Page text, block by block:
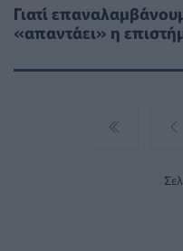
Γιατί
«απαντάει» η